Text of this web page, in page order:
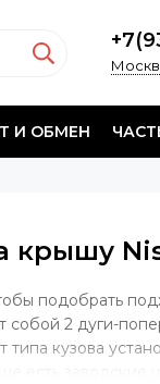
И ОБМЕН
крышу
подобрать
собой 2 дуги-
кузова
есть заводские